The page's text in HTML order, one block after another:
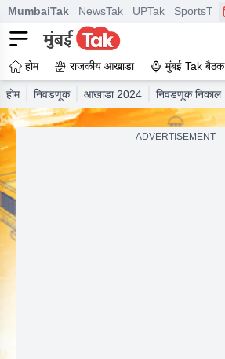
MumbaiTak NewsTak UPTak SportsTak
होम राजकीय आखाडा मुंबई Tak बैठक
होम निवडणूक आखाडा 2024 निवडणूक निकाल
ADVERTISEMENT